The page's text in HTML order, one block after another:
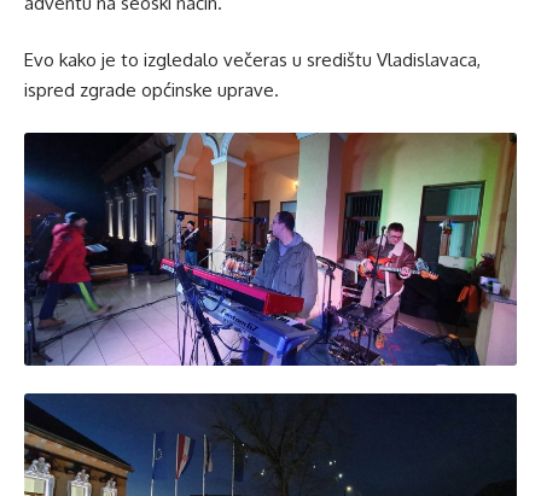
Evo kako je to izgledalo večeras u središtu Vladislavaca,
ispred zgrade općinske uprave.